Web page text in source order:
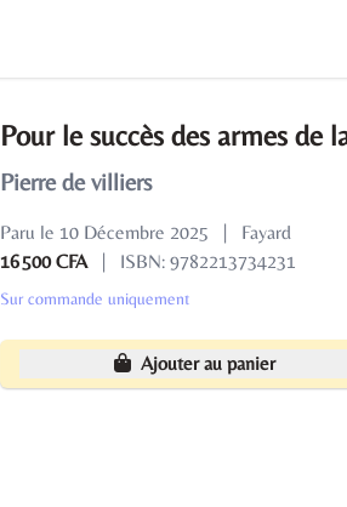
Pour le succès des armes de
Pierre de villiers
Paru le 10 Décembre 2025 |
Fayard
16 500 CFA
| ISBN: 9782213734231
Sur commande uniquement
Ajouter au panier